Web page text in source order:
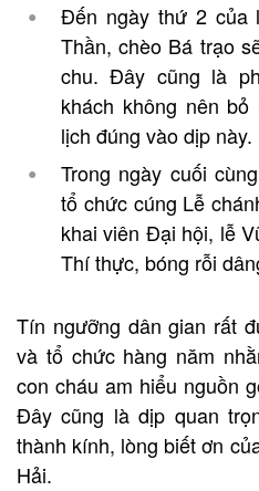
Đến ngày thứ 2 của
Thần, chèo Bá trạo
chu. Đây cũng là
khách không nên
lịch đúng vào dịp này.
Trong ngày cuối
tổ chức cúng Lễ
khai viên Đại hội, lễ
Thí thực, bóng rỗi
Tín ngưỡng dân gian rất
và tổ chức hàng năm
con cháu am hiểu nguồn
Đây cũng là dịp quan
thành kính, lòng biết ơn
Hải.